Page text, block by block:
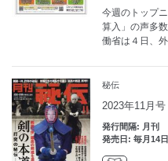
今週のトップ
算入」の声多
働省は４日、
秘伝
2023年11月号
発行間隔: 月刊
発売日: 毎月14日